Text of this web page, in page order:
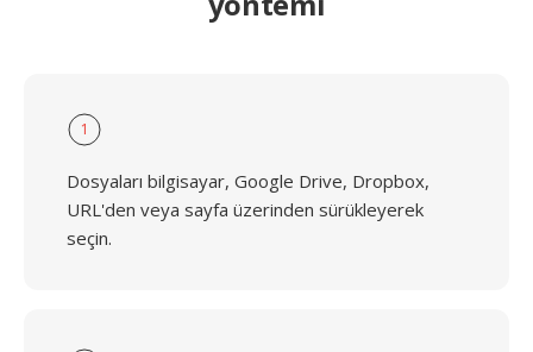
1
Dosyaları bilgisayar, Google Drive, Dropbox,
URL'den veya sayfa üzerinden sürükleyerek
seçin.